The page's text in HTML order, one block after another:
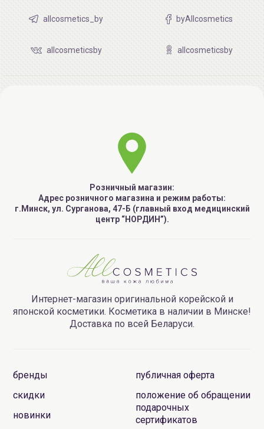
allcosmetics_by byAllcosmetics
allcosmeticsby allcosmeticsby
Розничный магазин:
Адрес розничного магазина и режим работы:
г.Минск, ул. Сурганова, 47-Б (главный вход медицинский
центр “НОРДИН”).
Интернет-магазин оригинальной корейской и
японской косметики. Косметика в наличии в Минске!
Доставка по всей Беларуси.
бренды
скидки
новинки
публичная оферта
положение об обращении
подарочных
сертификатов